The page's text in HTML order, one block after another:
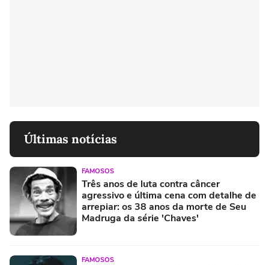
Últimas notícias
FAMOSOS
Três anos de luta contra câncer
agressivo e última cena com detalhe de
arrepiar: os 38 anos da morte de Seu
Madruga da série 'Chaves'
FAMOSOS